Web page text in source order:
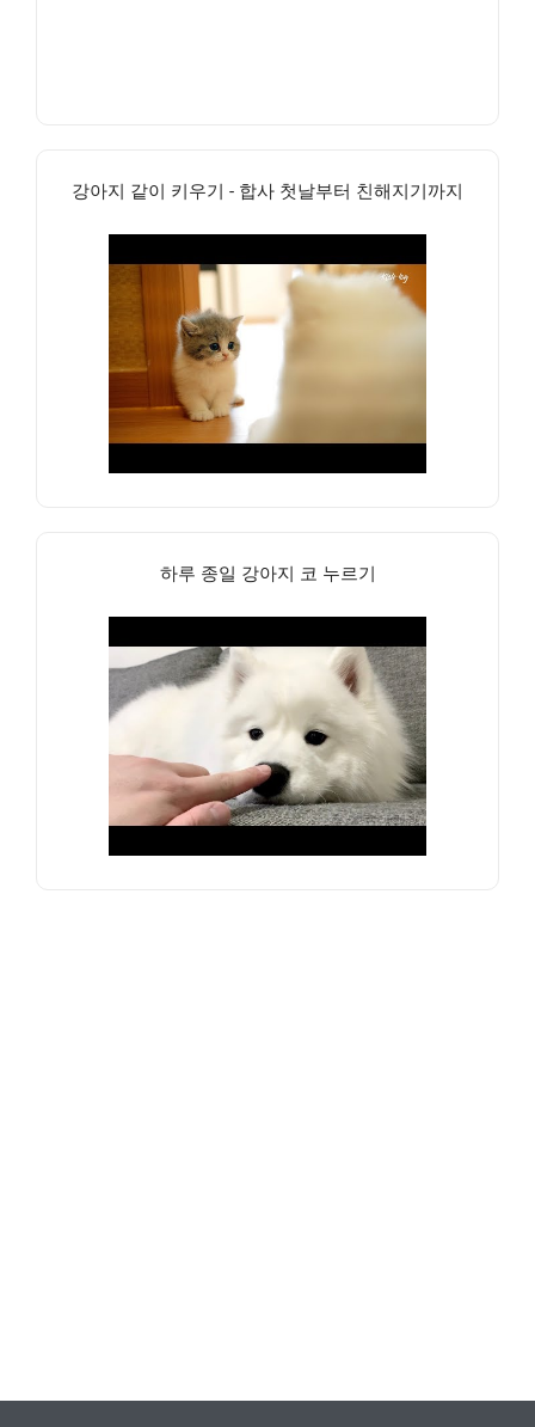
강아지 같이 키우기 - 합사 첫날부터 친해지기까지
하루 종일 강아지 코 누르기